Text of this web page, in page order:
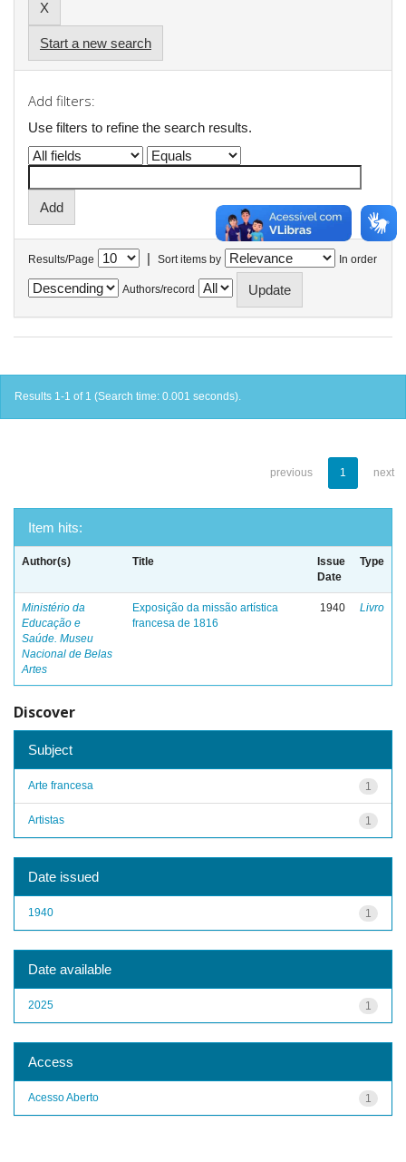
Start a new search
Add filters:
Use filters to refine the search results.
Results/Page | Sort items by In order
Authors/record
Results 1-1 of 1 (Search time: 0.001 seconds).
previous 1 next
Item hits:
Author(s) Title
Issue
Date
Type
Ministério da
Educação e
Saúde. Museu
Nacional de Belas
Artes
Exposição da missão artística
francesa de 1816
1940 Livro
Discover
Subject
1
Arte francesa
1
Artistas
Date issued
1
1940
Date available
1
2025
Access
1
Acesso Aberto